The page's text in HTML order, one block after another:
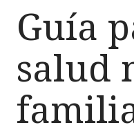
Guía
salud